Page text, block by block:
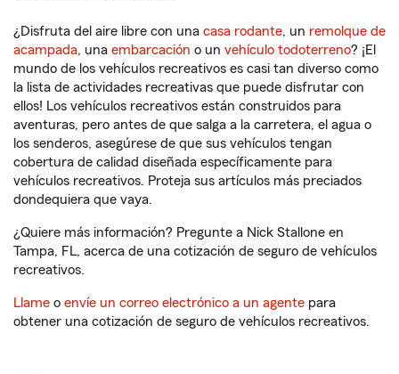
¿Disfruta del aire libre con una casa rodante, un remolque de
acampada, una embarcación o un vehículo todoterreno? ¡El
mundo de los vehículos recreativos es casi tan diverso como
la lista de actividades recreativas que puede disfrutar con
ellos! Los vehículos recreativos están construidos para
aventuras, pero antes de que salga a la carretera, el agua o
los senderos, asegúrese de que sus vehículos tengan
cobertura de calidad diseñada específicamente para
vehículos recreativos. Proteja sus artículos más preciados
dondequiera que vaya.
¿Quiere más información? Pregunte a Nick Stallone en
Tampa, FL, acerca de una cotización de seguro de vehículos
recreativos.
Llame o envíe un correo electrónico a un agente para
obtener una cotización de seguro de vehículos recreativos.